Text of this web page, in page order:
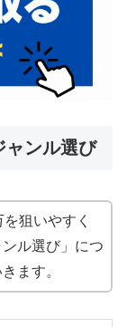
ャンル選び
狙いやすく
ル選び」につ
ます。